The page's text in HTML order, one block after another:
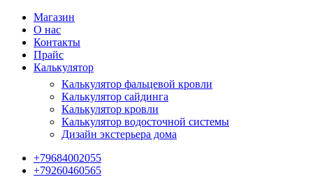
Магазин
О нас
Контакты
Прайс
Калькулятор
Калькулятор фальцевой кровли
Калькулятор сайдинга
Калькулятор кровли
Калькулятор водосточной системы
Дизайн экстерьера дома
+79684002055
+79260460565